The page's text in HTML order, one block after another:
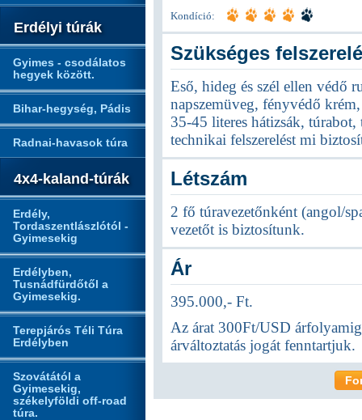
Erdélyi túrák
Gyimes - csodálatos
hegyek között.
Bihar-hegység, Pádis
Radnai-havasok túra
4x4-kaland-túrák
Erdély,
Tordaszentlászlótól -
Gyimesekig
Erdélyben,
Tusnádfürdőtől a
Gyimesekig.
Terepjárós Téli Túra
Erdélyben
Szovátától a
Gyimesekig,
székelyföldi off-road
túra.
Kondíció:
Szükséges
Eső, hideg és szél ellen védő
napszemüveg, fényvédő
35-45 literes hátizsák,
technikai felszerelést mi
Létszám
2 fő túravezetőnként (angol/
vezetőt is biztosítunk.
Ár
395.000,- Ft.
Az árat 300Ft/USD
árváltoztatás jogát fenntartjuk.